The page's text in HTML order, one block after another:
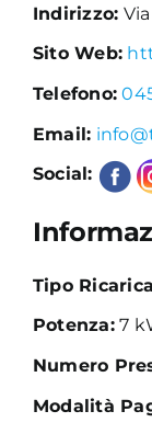
Indirizzo:
Sito Web:
Telefono:
Email:
Social:
Tipo
Potenza:7
Numero
Modalità